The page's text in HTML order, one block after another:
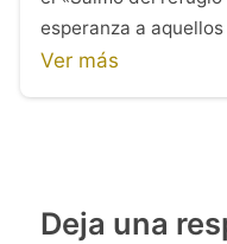
esperanza a
Ver más
Deja una